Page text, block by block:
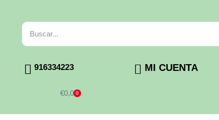
916334223 MI CUENTA
€0,000